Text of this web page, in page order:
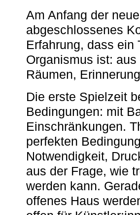
Am Anfang der
abgeschlossenes
Erfahrung, dass ein
Organismus ist:
Räumen,
Die erste Spielzeit
Bedingungen: mit
Einschränkungen.
perfekten
Notwendigkeit,
aus der Frage, wie
werden kann.
offenes Haus